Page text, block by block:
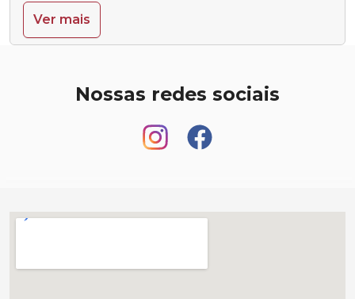
Ver mais
Nossas redes sociais